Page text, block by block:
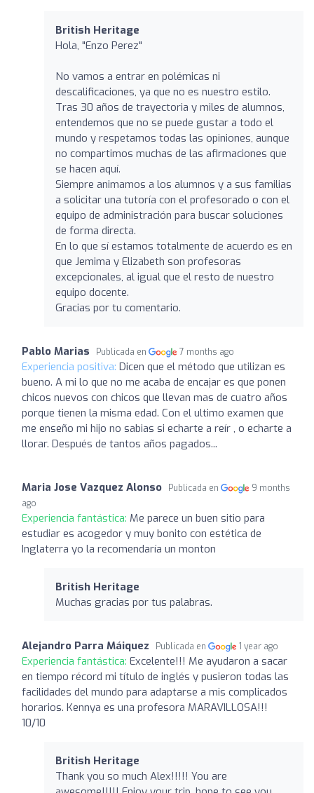
British Heritage
Hola, "Enzo Perez"
No vamos a entrar en polémicas ni
descalificaciones, ya que no es nuestro estilo.
Tras 30 años de trayectoria y miles de alumnos,
entendemos que no se puede gustar a todo el
mundo y respetamos todas las opiniones, aunque
no compartimos muchas de las afirmaciones que
se hacen aquí.
Siempre animamos a los alumnos y a sus familias
a solicitar una tutoría con el profesorado o con el
equipo de administración para buscar soluciones
de forma directa.
En lo que sí estamos totalmente de acuerdo es en
que Jemima y Elizabeth son profesoras
excepcionales, al igual que el resto de nuestro
equipo docente.
Gracias por tu comentario.
Pablo Marias Publicada en 7 months ago
Experiencia positiva: Dicen que el método que utilizan es
bueno. A mi lo que no me acaba de encajar es que ponen
chicos nuevos con chicos que llevan mas de cuatro años
porque tienen la misma edad. Con el ultimo examen que
me enseño mi hijo no sabias si echarte a reír , o echarte a
llorar. Después de tantos años pagados...
Maria Jose Vazquez Alonso Publicada en
9 months
ago
Experiencia fantástica: Me parece un buen sitio para
estudiar es acogedor y muy bonito con estética de
Inglaterra yo la recomendaría un monton
British Heritage
Muchas gracias por tus palabras.
Alejandro Parra Máiquez Publicada en 1 year ago
Experiencia fantástica: Excelente!!! Me ayudaron a sacar
en tiempo récord mi título de inglés y pusieron todas las
facilidades del mundo para adaptarse a mis complicados
horarios. Kennya es una profesora MARAVILLOSA!!!
10/10
British Heritage
Thank you so much Alex!!!!! You are